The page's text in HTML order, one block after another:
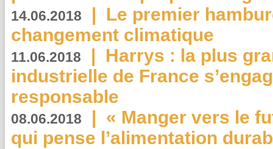
14.06.2018 | Le premier
changement climatique
11.06.2018 | Harrys : la plus
industrielle de France
responsable
08.06.2018 | « Manger vers le
qui pense l’alimentation